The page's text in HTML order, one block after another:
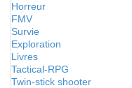
Horreur
FMV
Survie
Exploration
Livres
Tactical-RPG
Twin-stick shooter